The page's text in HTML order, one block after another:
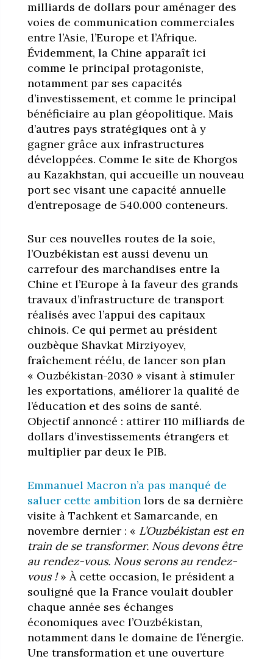
milliards de dollars pour aménager des
voies de communication commerciales
entre l’Asie, l’Europe et l’Afrique.
Évidemment, la Chine apparaît ici
comme le principal protagoniste,
notamment par ses capacités
d’investissement, et comme le principal
bénéficiaire au plan géopolitique. Mais
d’autres pays stratégiques ont à y
gagner grâce aux infrastructures
développées. Comme le site de Khorgos
au Kazakhstan, qui accueille un nouveau
port sec visant une capacité annuelle
d’entreposage de 540.000 conteneurs.
Sur ces nouvelles routes de la soie,
l’Ouzbékistan est aussi devenu un
carrefour des marchandises entre la
Chine et l’Europe à la faveur des grands
travaux d’infrastructure de transport
réalisés avec l’appui des capitaux
chinois. Ce qui permet au président
ouzbèque Shavkat Mirziyoyev,
fraîchement réélu, de lancer son plan
« Ouzbékistan-2030 » visant à stimuler
les exportations, améliorer la qualité de
l’éducation et des soins de santé.
Objectif annoncé : attirer 110 milliards de
dollars d’investissements étrangers et
multiplier par deux le PIB.
Emmanuel Macron n’a pas manqué de
saluer cette ambitionlors de sa dernière
visite à Tachkent et Samarcande, en
novembre dernier : « L’Ouzbékistan est en
train de se transformer. Nous devons être
au rendez-vous. Nous serons au rendez-
vous !» À cette occasion, le président a
souligné que la France voulait doubler
chaque année ses échanges
économiques avec l’Ouzbékistan,
notamment dans le domaine de l’énergie.
Une transformation et une ouverture